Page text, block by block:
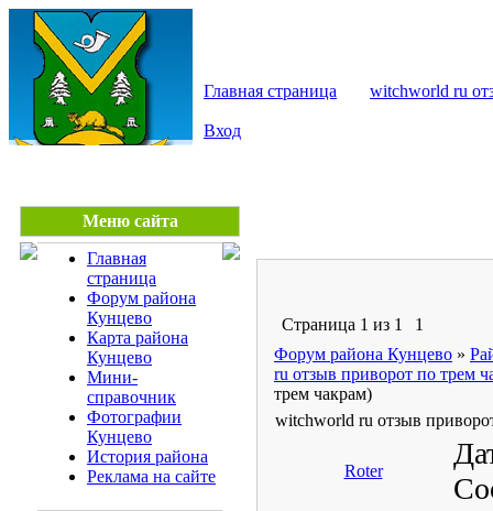
Главная страница witchworld ru
Вход
Меню сайта
Главная
страница
Форум района
Кунцево
Карта района
Кунцево
Мини-
справочник
Фотографии
Кунцево
История района
Реклама на сайте
Страница 1 из 1
1
Форум района Кунцево »
ru отзыв приворот по трем
трем чакрам)
witchworld ru отзыв
Roter